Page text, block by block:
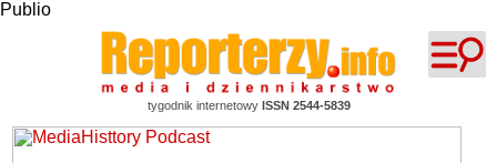
Publio
tygodnik internetowy ISSN 2544-5839